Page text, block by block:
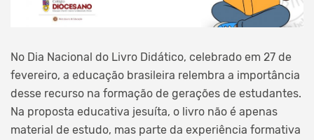
No Dia Nacional do Livro Didático, celebrado em 27 de
fevereiro, a educação brasileira relembra a importância
desse recurso na formação de gerações de estudantes.
Na proposta educativa jesuíta, o livro não é apenas
material de estudo, mas parte da experiência formativa